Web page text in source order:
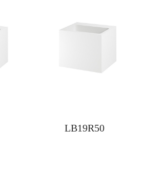
LB19R50